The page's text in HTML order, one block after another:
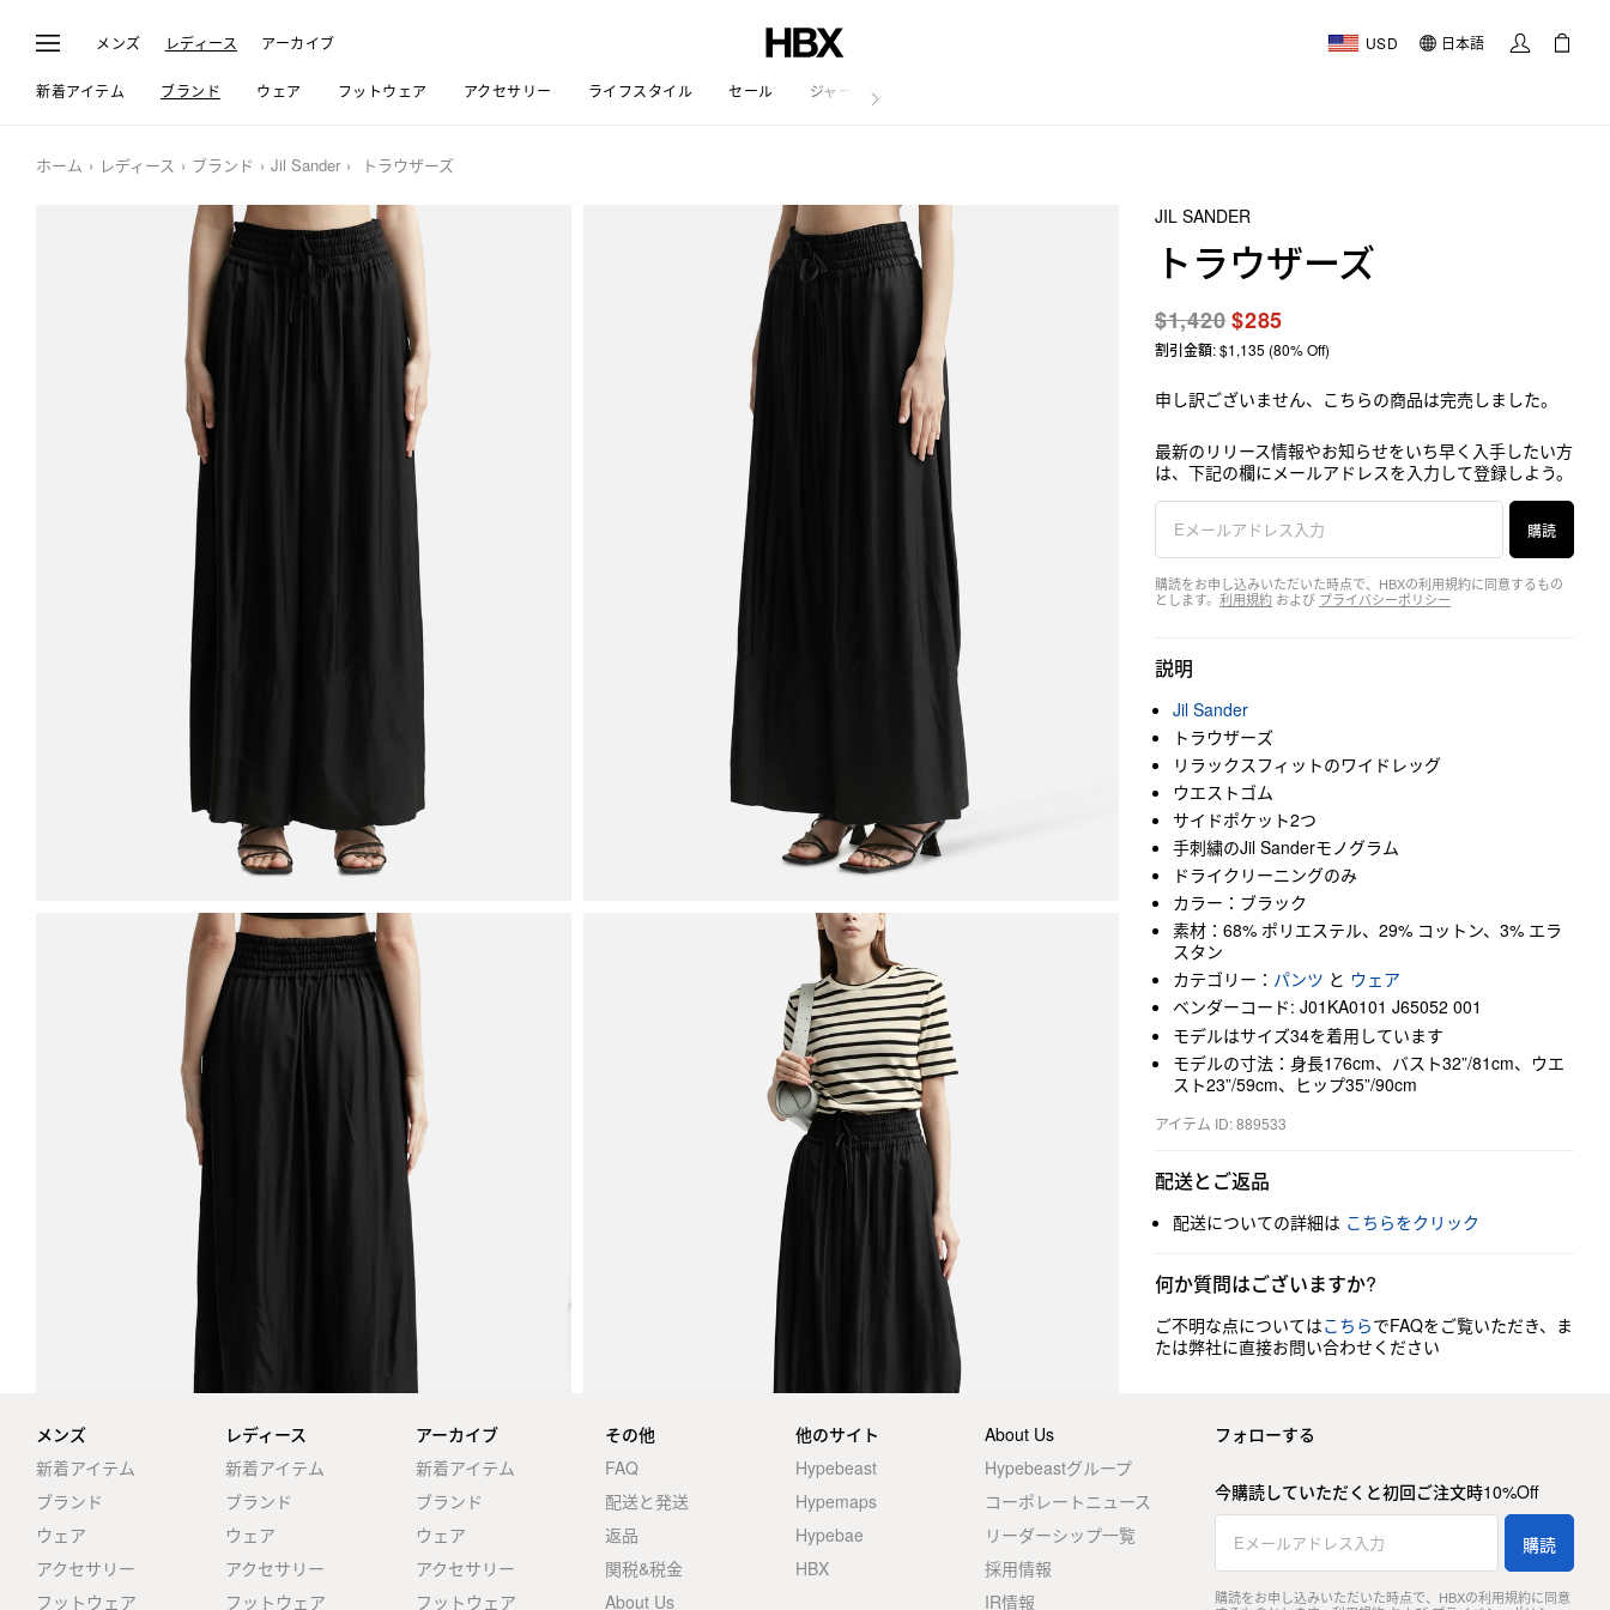
メンズ レディース アーカイブ USD 日本語
新着アイテム ブランド ウェア フットウェア アクセサリー ライフスタイル セール ジャーナル
ホーム レディース ブランド Jil Sander トラウザーズ
JIL SANDER
トラウザーズ
$1,420$285
割引金額: $1,135 (80% Off)
申し訳ございません、こちらの商品は完売しました。
最新のリリース情報やお知らせをいち早く入手したい方
は、下記の欄にメールアドレスを入力して登録しよう。
購読
購読をお申し込みいただいた時点で、HBXの利用規約に同意するもの
とします。 利用規約 および プライバシーポリシー
説明
Jil Sander
トラウザーズ
リラックスフィットのワイドレッグ
ウエストゴム
サイドポケット2つ
手刺繍のJil Sanderモノグラム
ドライクリーニングのみ
カラー：ブラック
素材：68% ポリエステル、29% コットン、3% エラ
スタン
カテゴリー： パンツ と ウェア
ベンダーコード: J01KA0101 J65052 001
モデルはサイズ34を着用しています
モデルの寸法：身長176cm、バスト32”/81cm、ウエ
スト23”/59cm、ヒップ35”/90cm
アイテム ID: 889533
配送とご返品
配送についての詳細は こちらをクリック
何か質問はございますか?
ご不明な点についてはこちらでFAQをご覧いただき、ま
たは弊社に直接お問い合わせください
メンズ
新着アイテム
ブランド
ウェア
アクセサリー
フットウェア
レディース
新着アイテム
ブランド
ウェア
アクセサリー
フットウェア
アーカイブ
新着アイテム
ブランド
ウェア
アクセサリー
フットウェア
その他
FAQ
配送と発送
返品
関税&税金
About Us
他のサイト
Hypebeast
Hypemaps
Hypebae
HBX
About Us
Hypebeastグループ
コーポレートニュース
リーダーシップ一覧
採用情報
IR情報
フォローする
今購読していただくと初回ご注文時10%Off
購読
購読をお申し込みいただいた時点で、HBXの利用規約に同意